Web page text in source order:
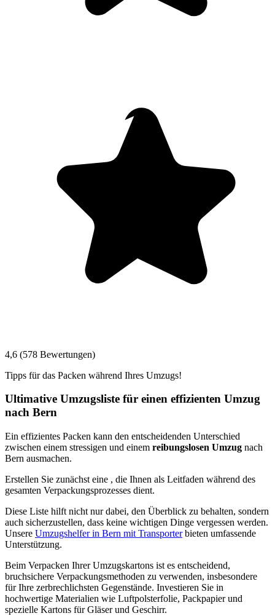
4,6 (578 Bewertungen)
Tipps für das Packen während Ihres Umzugs!
Ultimative Umzugsliste für einen effizienten Umzug
nach Bern
Ein effizientes Packen kann den entscheidenden Unterschied
zwischen einem stressigen und einem reibungslosen Umzug nach
Bern ausmachen.
Erstellen Sie zunächst eine , die Ihnen als Leitfaden während des
gesamten Verpackungsprozesses dient.
Diese Liste hilft nicht nur dabei, den Überblick zu behalten, sondern
auch sicherzustellen, dass keine wichtigen Dinge vergessen werden.
Unsere Umzugshelfer in Bern mit Transporterbieten umfassende
Unterstützung.
Beim Verpacken Ihrer Umzugskartons ist es entscheidend,
bruchsichere Verpackungsmethoden zu verwenden, insbesondere
für Ihre zerbrechlichsten Gegenstände. Investieren Sie in
hochwertige Materialien wie Luftpolsterfolie, Packpapier und
spezielle Kartons für Gläser und Geschirr.